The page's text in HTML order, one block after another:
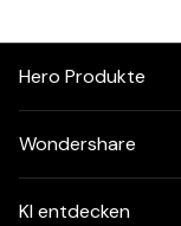
Hero Produkte
Wondershare
KI entdecken